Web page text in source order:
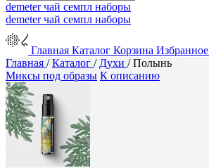
demeterчай семпл наборы
demeterчай семпл наборы
Главная Каталог Корзина Избранное
Главная /Каталог / Духи /Полынь
Миксы под образы К описанию